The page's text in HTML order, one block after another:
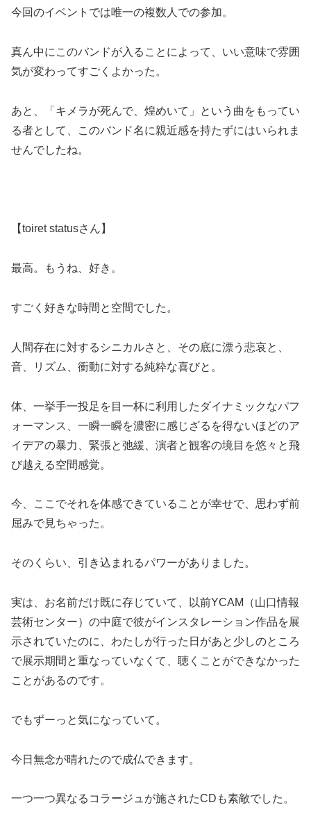
今回のイベントでは唯一の複数人での参加。
真ん中にこのバンドが入ることによって、いい意味で雰囲
気が変わってすごくよかった。
あと、「キメラが死んで、煌めいて」という曲をもってい
る者として、このバンド名に親近感を持たずにはいられま
せんでしたね。
【toiret statusさん】
最高。もうね、好き。
すごく好きな時間と空間でした。
人間存在に対するシニカルさと、その底に漂う悲哀と、
音、リズム、衝動に対する純粋な喜びと。
体、一挙手一投足を目一杯に利用したダイナミックなパフ
ォーマンス、一瞬一瞬を濃密に感じざるを得ないほどのア
イデアの暴力、緊張と弛緩、演者と観客の境目を悠々と飛
び越える空間感覚。
今、ここでそれを体感できていることが幸せで、思わず前
屈みで見ちゃった。
そのくらい、引き込まれるパワーがありました。
実は、お名前だけ既に存じていて、以前YCAM（山口情報
芸術センター）の中庭で彼がインスタレーション作品を展
示されていたのに、わたしが行った日があと少しのところ
で展示期間と重なっていなくて、聴くことができなかった
ことがあるのです。
でもずーっと気になっていて。
今日無念が晴れたので成仏できます。
一つ一つ異なるコラージュが施されたCDも素敵でした。